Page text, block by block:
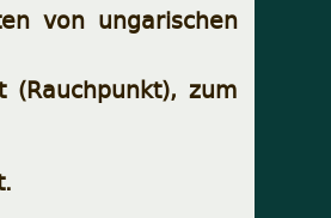
von ungarischen
(Rauchpunkt), zum